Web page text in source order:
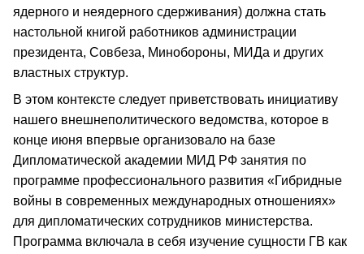
ядерного и неядерного сдерживания) должна стать
настольной книгой работников администрации
президента, Совбеза, Минобороны, МИДа и других
властных структур.
В этом контексте следует приветствовать инициативу
нашего внешнеполитического ведомства, которое в
конце июня впервые организовало на базе
Дипломатической академии МИД РФ занятия по
программе профессионального развития «Гибридные
войны в современных международных отношениях»
для дипломатических сотрудников министерства.
Программа включала в себя изучение сущности ГВ как